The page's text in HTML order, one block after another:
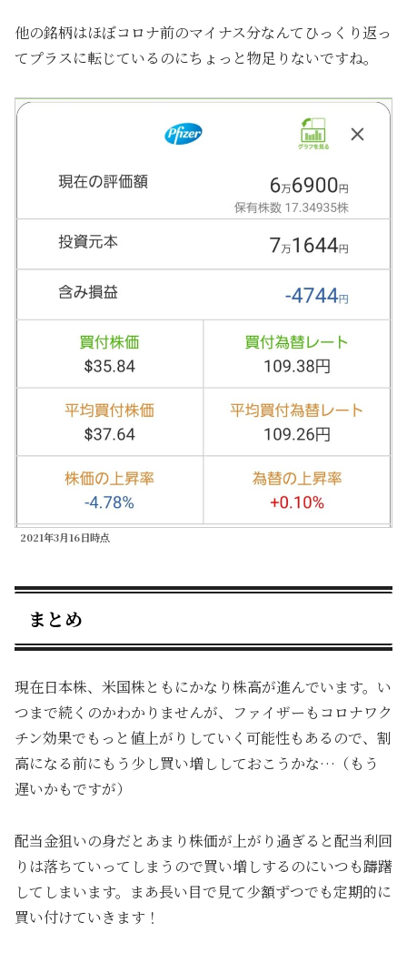
他の銘柄はほぼコロナ前のマイナス分なんてひっくり返っ
てプラスに転じているのにちょっと物足りないですね。
2021年3月16日時点
まとめ
現在日本株、米国株ともにかなり株高が進んでいます。い
つまで続くのかわかりませんが、ファイザーもコロナワク
チン効果でもっと値上がりしていく可能性もあるので、割
高になる前にもう少し買い増ししておこうかな…（もう
遅いかもですが）
配当金狙いの身だとあまり株価が上がり過ぎると配当利回
りは落ちていってしまうので買い増しするのにいつも躊躇
してしまいます。まあ長い目で見て少額ずつでも定期的に
買い付けていきます！